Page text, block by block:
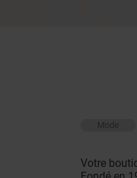
Mode
Votre